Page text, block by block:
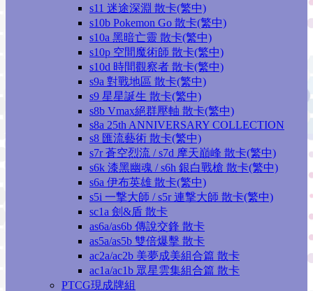
s11 迷途深淵 散卡(繁中)
s10b Pokemon Go 散卡(繁中)
s10a 黑暗亡靈 散卡(繁中)
s10p 空間魔術師 散卡(繁中)
s10d 時間觀察者 散卡(繁中)
s9a 對戰地區 散卡(繁中)
s9 星星誕生 散卡(繁中)
s8b Vmax絕群壓軸 散卡(繁中)
s8a 25th ANNIVERSARY COLLECTION
s8 匯流藝術 散卡(繁中)
s7r 蒼空烈流 / s7d 摩天巔峰 散卡(繁中)
s6k 漆黑幽魂 / s6h 銀白戰槍 散卡(繁中)
s6a 伊布英雄 散卡(繁中)
s5i 一撃大師 / s5r 連撃大師 散卡(繁中)
sc1a 劍&盾 散卡
as6a/as6b 傳說交鋒 散卡
as5a/as5b 雙倍爆擊 散卡
ac2a/ac2b 美夢成美組合篇 散卡
ac1a/ac1b 眾星雲集組合篇 散卡
PTCG現成牌組